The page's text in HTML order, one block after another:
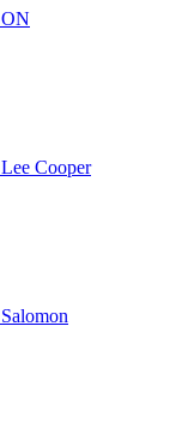
ON
Lee Cooper
Salomon